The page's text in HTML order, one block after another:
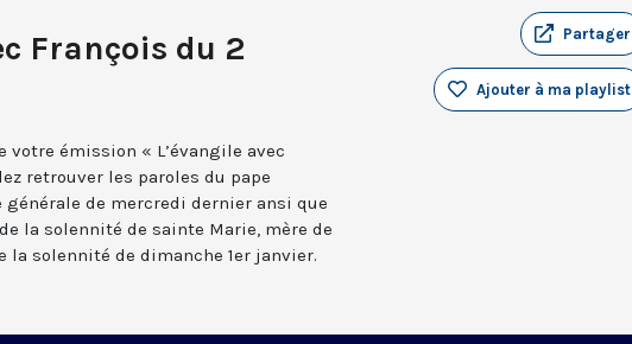
François du 2
Partager
Ajouter à ma playlist
votre émission « L’évangile avec
retrouver les paroles du pape
générale de mercredi dernier ansi que
la solennité de sainte Marie, mère de
la solennité de dimanche 1er janvier.